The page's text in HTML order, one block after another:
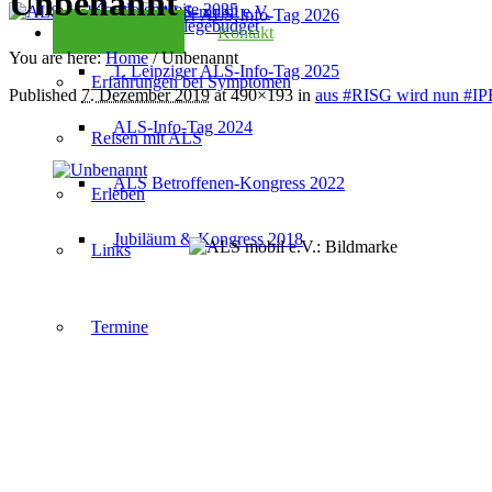
Kondolenzseite 2025
Checkliste Pflegebudget
Erfahrungen bei Symptomen
Reisen mit ALS
Erleben
Links
2. Leipziger ALS-Info-Tag 2026
1. Leipziger ALS-Info-Tag 2025
ALS-Info-Tag 2024
ALS Betroffenen-Kongress 2022
Jubiläum & Kongress 2018
Termine
Kontakt
You are here:Home /Unbenannt
Published 7. Dezember 2019at 490×193 in aus #RISG wird nun